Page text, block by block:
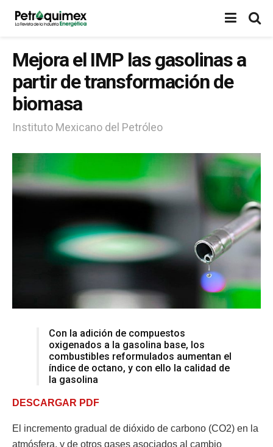
Mejora el IMP las gasolinas a
partir de transformación de
biomasa
Instituto Mexicano del Petróleo
Con la adición de compuestos
oxigenados a la gasolina base, los
combustibles reformulados aumentan el
índice de octano, y con ello la calidad de
la gasolina
DESCARGAR PDF
El incremento gradual de dióxido de carbono (CO2) en la
atmósfera, y de otros gases asociados al cambio